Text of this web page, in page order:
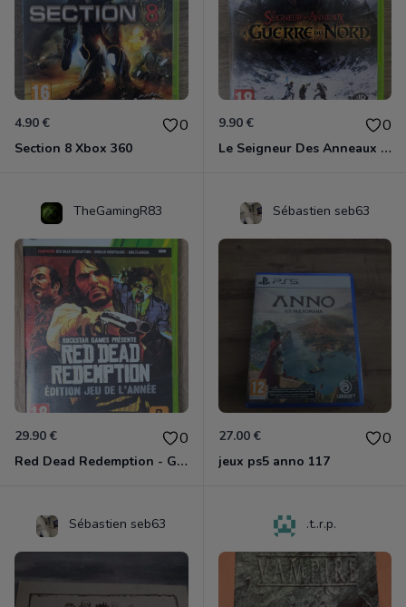
4.90 € 0
Section 8 Xbox 360
9.90 € 0
Le Seigneur Des Anneaux - La Guerre Du Nord Xbox 360
TheGamingR83
29.90 € 0
Red Dead Redemption - Game Of The Year Xbox 360
Sébastien seb63
27.00 € 0
jeux ps5 anno 117
Sébastien seb63 .t..r.p.